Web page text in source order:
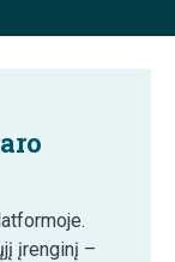
įrenginį –